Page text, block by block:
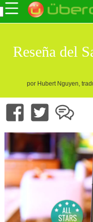
Reseña del
por Hubert Nguyen,